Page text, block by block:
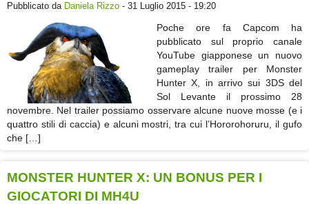
Pubblicato da Daniela Rizzo - 31 Luglio 2015 - 19:20
Poche ore fa Capcom ha
pubblicato sul proprio canale
YouTube giapponese un nuovo
gameplay trailer per Monster
Hunter X, in arrivo sui 3DS del
Sol Levante il prossimo 28
novembre. Nel trailer possiamo osservare alcune nuove mosse (e i
quattro stili di caccia) e alcuni mostri, tra cui l’Hororohoruru, il gufo
che […]
MONSTER HUNTER X: UN BONUS PER I
GIOCATORI DI MH4U